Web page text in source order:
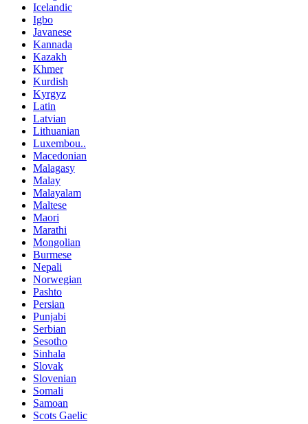
Icelandic
Igbo
Javanese
Kannada
Kazakh
Khmer
Kurdish
Kyrgyz
Latin
Latvian
Lithuanian
Luxembou..
Macedonian
Malagasy
Malay
Malayalam
Maltese
Maori
Marathi
Mongolian
Burmese
Nepali
Norwegian
Pashto
Persian
Punjabi
Serbian
Sesotho
Sinhala
Slovak
Slovenian
Somali
Samoan
Scots Gaelic